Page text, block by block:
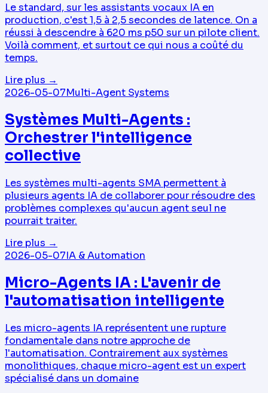
Le standard, sur les assistants vocaux IA en
production, c'est 1,5 à 2,5 secondes de latence. On a
réussi à descendre à 620 ms p50 sur un pilote client.
Voilà comment, et surtout ce qui nous a coûté du
temps.
Lire plus →
2026-05-07Multi-Agent Systems
Systèmes Multi-Agents :
Orchestrer l'intelligence
collective
Les systèmes multi-agents SMA permettent à
plusieurs agents IA de collaborer pour résoudre des
problèmes complexes qu'aucun agent seul ne
pourrait traiter.
Lire plus →
2026-05-07IA & Automation
Micro-Agents IA : L'avenir de
l'automatisation intelligente
Les micro-agents IA représentent une rupture
fondamentale dans notre approche de
l'automatisation. Contrairement aux systèmes
monolithiques, chaque micro-agent est un expert
spécialisé dans un domaine